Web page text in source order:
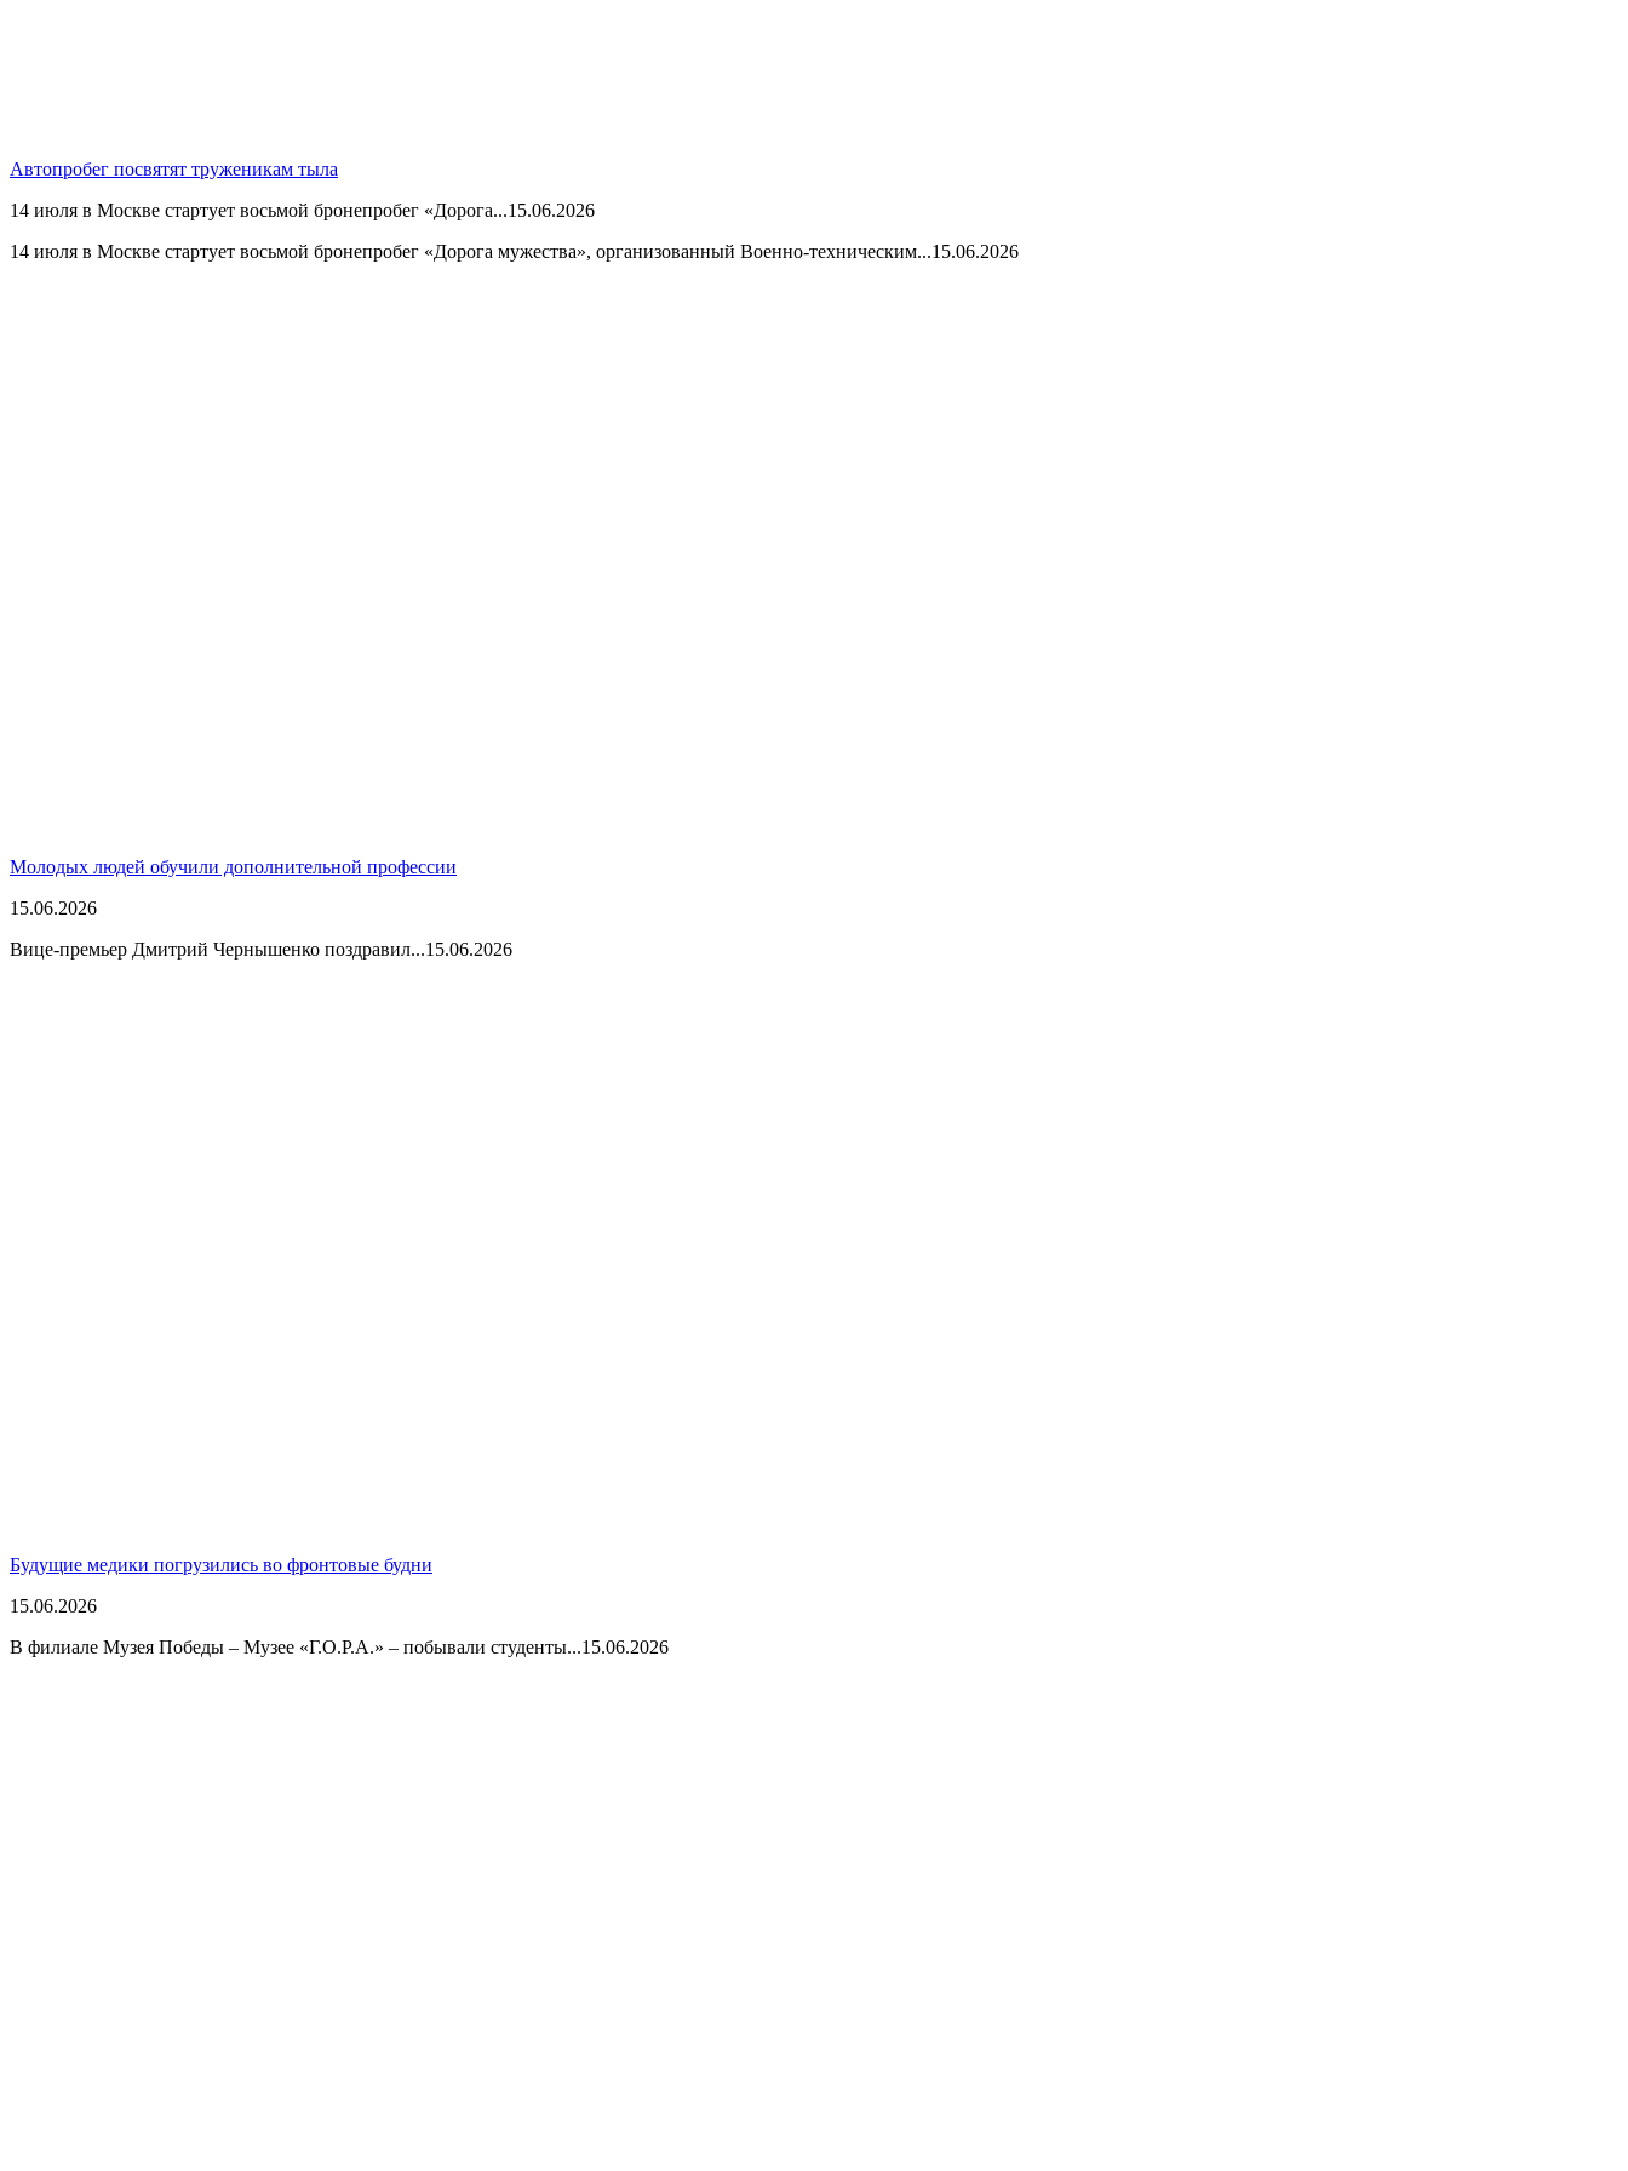
Автопробег посвятят труженикам тыла
14 июля в Москве стартует восьмой бронепробег «Дорога...15.06.2026
14 июля в Москве стартует восьмой бронепробег «Дорога мужества», организованный Военно-техническим...15.06.2026
Молодых людей обучили дополнительной профессии
15.06.2026
Вице-премьер Дмитрий Чернышенко поздравил...15.06.2026
Будущие медики погрузились во фронтовые будни
15.06.2026
В филиале Музея Победы – Музее «Г.О.Р.А.» – побывали студенты...15.06.2026